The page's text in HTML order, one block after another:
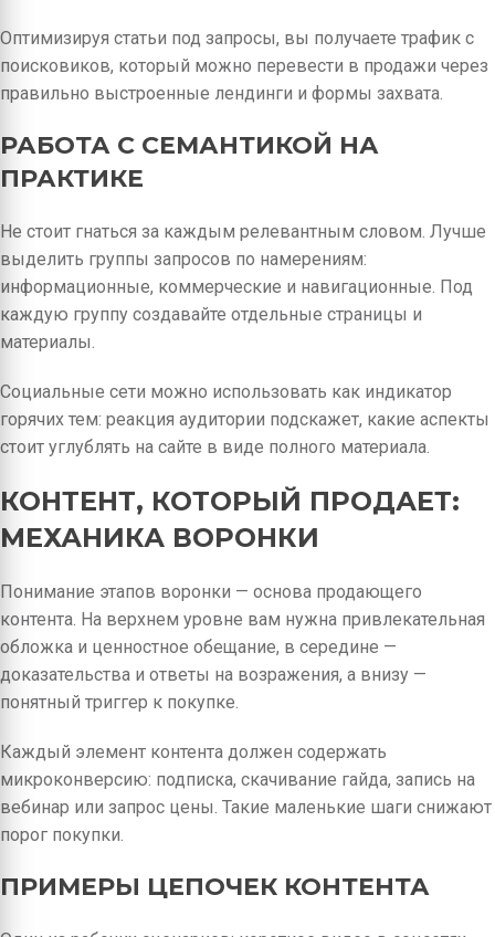
Оптимизируя статьи под запросы, вы получаете трафик с
поисковиков, который можно перевести в продажи через
правильно выстроенные лендинги и формы захвата.
РАБОТА С СЕМАНТИКОЙ НА
ПРАКТИКЕ
Не стоит гнаться за каждым релевантным словом. Лучше
выделить группы запросов по намерениям:
информационные, коммерческие и навигационные. Под
каждую группу создавайте отдельные страницы и
материалы.
Социальные сети можно использовать как индикатор
горячих тем: реакция аудитории подскажет, какие аспекты
стоит углублять на сайте в виде полного материала.
КОНТЕНТ, КОТОРЫЙ ПРОДАЕТ:
МЕХАНИКА ВОРОНКИ
Понимание этапов воронки — основа продающего
контента. На верхнем уровне вам нужна привлекательная
обложка и ценностное обещание, в середине —
доказательства и ответы на возражения, а внизу —
понятный триггер к покупке.
Каждый элемент контента должен содержать
микроконверсию: подписка, скачивание гайда, запись на
вебинар или запрос цены. Такие маленькие шаги снижают
порог покупки.
ПРИМЕРЫ ЦЕПОЧЕК КОНТЕНТА